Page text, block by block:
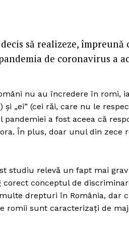
să realizeze, împreună
de coronavirus a
nu au încredere în romi,
„ei” (cei răi, care nu le
a fost aceea că
În plus, doar unul din zece
studiu relevă un fapt mai
conceptul de
drepturi în România, dar
romii sunt caracterizați de